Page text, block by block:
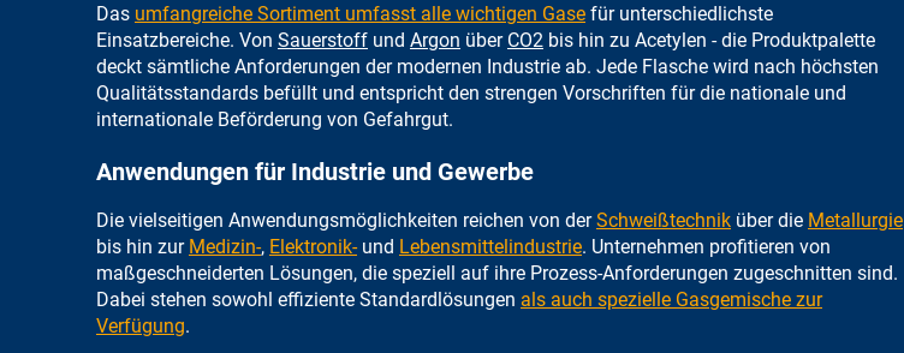
Das umfangreiche Sortiment umfasst alle wichtigen Gase für unterschiedlichste
Einsatzbereiche. Von Sauerstoff und Argon über CO2 bis hin zu Acetylen - die Produktpalette
deckt sämtliche Anforderungen der modernen Industrie ab. Jede Flasche wird nach höchsten
Qualitätsstandards befüllt und entspricht den strengen Vorschriften für die nationale und
internationale Beförderung von Gefahrgut.
Anwendungen für Industrie und Gewerbe
Die vielseitigen Anwendungsmöglichkeiten reichen von derSchweißtechnik über die Metallurgie
bis hin zur Medizin-, Elektronik-und Lebensmittelindustrie. Unternehmen profitieren von
maßgeschneiderten Lösungen, die speziell auf ihre Prozess-Anforderungen zugeschnitten sind.
Dabei stehen sowohl effiziente Standardlösungen als auch spezielle Gasgemische zur
Verfügung.